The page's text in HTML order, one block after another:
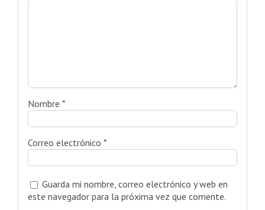
Nombre *
Correo electrónico *
Guarda mi nombre, correo electrónico y web en
este navegador para la próxima vez que comente.